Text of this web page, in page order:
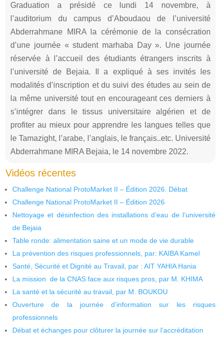
Graduation a présidé ce lundi 14 novembre, à
l’auditorium du campus d’Aboudaou de l’université
Abderrahmane MIRA la cérémonie de la consécration
d’une journée « student marhaba Day ». Une journée
réservée à l’accueil des étudiants étrangers inscrits à
l’université de Bejaia. Il a expliqué à ses invités les
modalités d’inscription et du suivi des études au sein de
la même université tout en encourageant ces derniers à
s’intégrer dans le tissus universitaire algérien et de
profiter au mieux pour apprendre les langues telles que
le Tamazight, l’arabe, l’anglais, le français..etc. Université
Abderrahmane MIRA Bejaia, le 14 novembre 2022.
Vidéos récentes
Challenge National ProtoMarket II – Édition 2026. Débat
Challenge National ProtoMarket II – Édition 2026
Nettoyage et désinfection des installations d’eau de l’université
de Bejaia
Table ronde: alimentation saine et un mode de vie durable
La prévention des risques professionnels, par: KAIBA Kamel
Santé, Sécurité et Dignité au Travail, par : AIT YAHIA Hania
La mission de la CNAS face aux risques pros, par M. KHIMA
La santé et la sécurité au travail, par M. BOUKOU
Ouverture de la journée d’information sur les risques
professionnels
Débat et échanges pour clôturer la journée sur l’accréditation